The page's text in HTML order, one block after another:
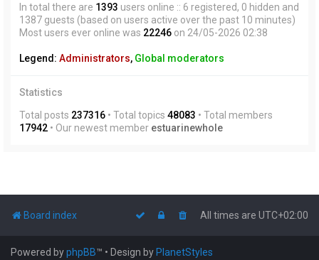
In total there are 1393 users online :: 6 registered, 0 hidden and
1387 guests (based on users active over the past 10 minutes)
Most users ever online was 22246 on 24/05-2026 02:38
Legend: Administrators, Global moderators
Statistics
Total posts 237316 • Total topics 48083 • Total members
17942 • Our newest member estuarinewhole
Board index All times are UTC+02:00
Powered byphpBB™ • Design by PlanetStyles